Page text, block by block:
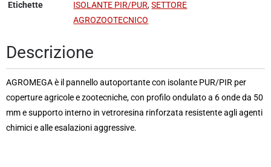
Etichette
ISOLANTE PIR/PUR,SETTORE
AGROZOOTECNICO
Descrizione
AGROMEGA è il pannello autoportante con isolante PUR/PIR per
coperture agricole e zootecniche, con profilo ondulato a 6 onde da 50
mm e supporto interno in vetroresina rinforzata resistente agli agenti
chimici e alle esalazioni aggressive.